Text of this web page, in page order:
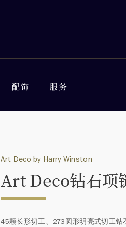
配饰 服务
Art Deco by Harry Winston
Art Deco钻石项
45颗长形切工、273圆形明亮式切工